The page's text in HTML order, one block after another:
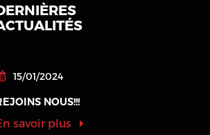
15/01/2024
NOUS!!!
savoir plus